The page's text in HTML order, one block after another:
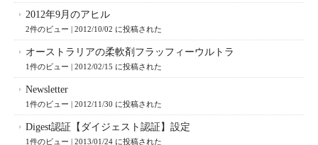
2012年9月のアヒル
2件のビュー | 2012/10/02 に投稿された
オーストラリアの柔軟剤フラッフィーウルトラ
1件のビュー | 2012/02/15 に投稿された
Newsletter
1件のビュー | 2012/11/30 に投稿された
Digest認証【ダイジェスト認証】設定
1件のビュー | 2013/01/24 に投稿された